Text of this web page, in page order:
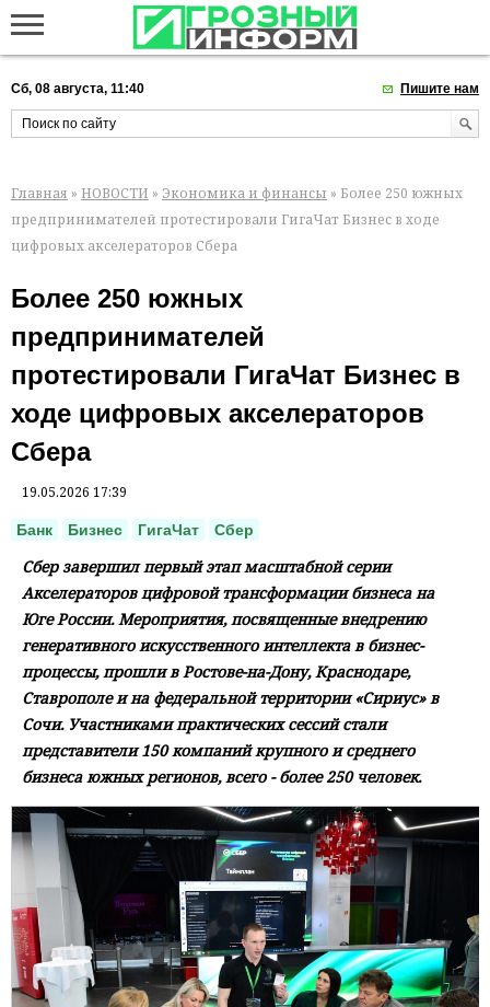
Сб, 08 августа, 11:40 Пишите нам
Главная » НОВОСТИ » Экономика и финансы » Более 250 южных
предпринимателей протестировали ГигаЧат Бизнес в ходе
цифровых акселераторов Сбера
Более 250 южных
предпринимателей
протестировали ГигаЧат Бизнес в
ходе цифровых акселераторов
Сбера
19.05.2026 17:39
Банк Бизнес ГигаЧат Сбер
Сбер завершил первый этап масштабной серии
Акселераторов цифровой трансформации бизнеса на
Юге России. Мероприятия, посвященные внедрению
генеративного искусственного интеллекта в бизнес-
процессы, прошли в Ростове-на-Дону, Краснодаре,
Ставрополе и на федеральной территории «Сириус» в
Сочи. Участниками практических сессий стали
представители 150 компаний крупного и среднего
бизнеса южных регионов, всего - более 250 человек.